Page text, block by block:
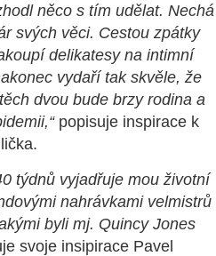
něco s tím udělat. Nechá
svých věci. Cestou zpátky
delikatesy na intimní
vydaří tak skvěle, že
dvou bude brzy rodina a
popisuje inspirace k
týdnů vyjadřuje mou životní
nahrávkami velmistrů
byli mj. Quincy Jones
svoje insipirace Pavel